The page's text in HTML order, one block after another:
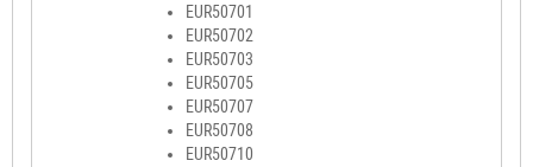
EUR50701
EUR50702
EUR50703
EUR50705
EUR50707
EUR50708
EUR50710